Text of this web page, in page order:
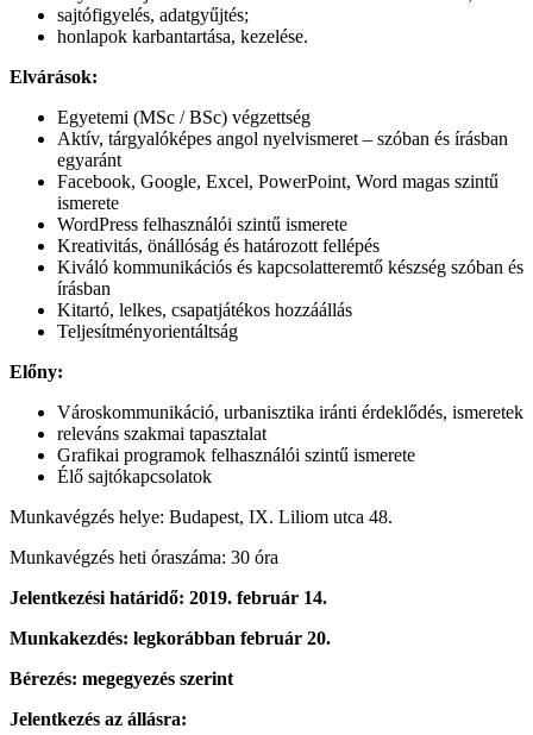
sajtófigyelés, adatgyűjtés;
honlapok karbantartása, kezelése.
Elvárások:
Egyetemi (MSc / BSc) végzettség
Aktív, tárgyalóképes angol nyelvismeret – szóban és írásban
egyaránt
Facebook, Google, Excel, PowerPoint, Word magas szintű
ismerete
WordPress felhasználói szintű ismerete
Kreativitás, önállóság és határozott fellépés
Kiváló kommunikációs és kapcsolatteremtő készség szóban és
írásban
Kitartó, lelkes, csapatjátékos hozzáállás
Teljesítményorientáltság
Előny:
Városkommunikáció, urbanisztika iránti érdeklődés, ismeretek
releváns szakmai tapasztalat
Grafikai programok felhasználói szintű ismerete
Élő sajtókapcsolatok
Munkavégzés helye: Budapest, IX. Liliom utca 48.
Munkavégzés heti óraszáma: 30 óra
Jelentkezési határidő: 2019. február 14.
Munkakezdés: legkorábban február 20.
Bérezés: megegyezés szerint
Jelentkezés az állásra: